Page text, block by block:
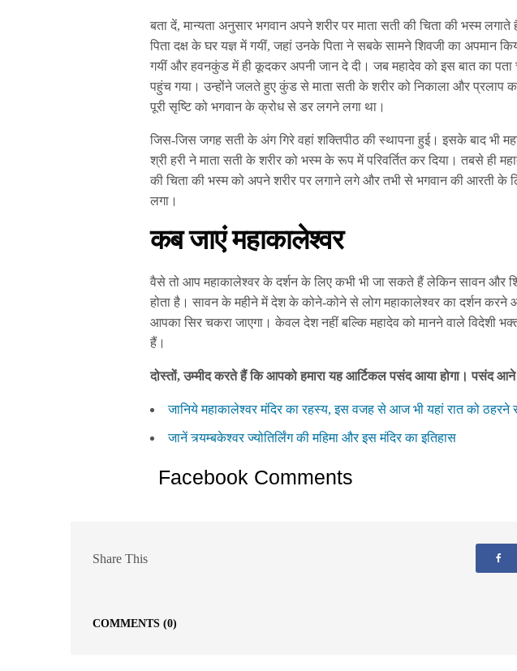
बता दें, मान्यता अनुसार भगवान अपने शरीर पर माता सती की चिता की भस्म
पिता दक्ष के घर यज्ञ में गयीं, जहां उनके पिता ने सबके सामने शिवजी का अपमान
गयीं और हवनकुंड में ही कूदकर अपनी जान दे दी। जब महादेव को इस बात का
पहुंच गया। उन्होंने जलते हुए कुंड से माता सती के शरीर को निकाला और प्रलाप
पूरी सृष्टि को भगवान के क्रोध से डर लगने लगा था।
जिस-जिस जगह सती के अंग गिरे वहां शक्तिपीठ की स्थापना हुई। इसके बाद भी
श्री हरी ने माता सती के शरीर को भस्म के रूप में परिवर्तित कर दिया। तबसे ही
की चिता की भस्म को अपने शरीर पर लगाने लगे और तभी से भगवान की आरती के
लगा।
कब जाएं महाकालेश्वर
वैसे तो आप महाकालेश्वर के दर्शन के लिए कभी भी जा सकते हैं लेकिन सावन और
होता है। सावन के महीने में देश के कोने-कोने से लोग महाकालेश्वर का दर्शन
आपका सिर चकरा जाएगा। केवल देश नहीं बल्कि महादेव को मानने वाले विदेशी
हैं।
दोस्तों, उम्मीद करते हैं कि आपको हमारा यह आर्टिकल पसंद आया होगा। पसंद
जानिये महाकालेश्वर मंदिर का रहस्य, इस वजह से आज भी यहां रात को ठहरने
जानें त्र्यम्बकेश्वर ज्योतिर्लिंग की महिमा और इस मंदिर का इतिहास
Facebook Comments
Share This
COMMENTS (0)